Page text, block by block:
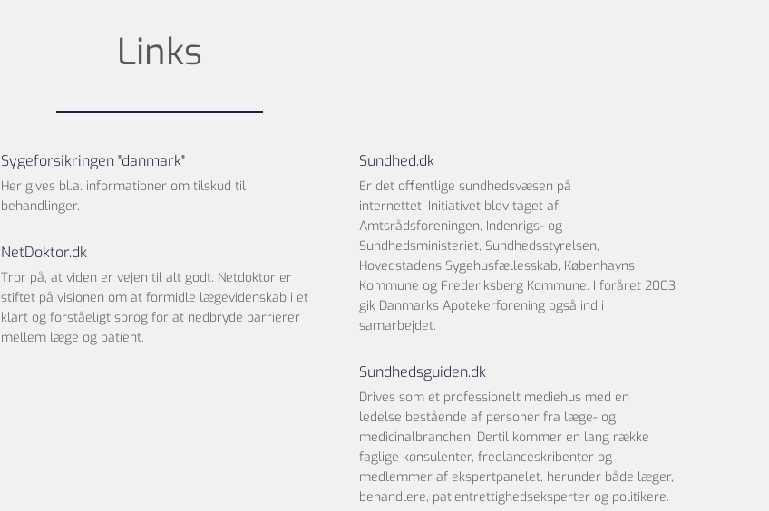
Links
Sygeforsikringen "danmark"
Her gives bl.a. informationer om tilskud til
behandlinger.
NetDoktor.dk
Tror på, at viden er vejen til alt godt. Netdoktor er
stiftet på visionen om at formidle lægevidenskab i et
klart og forståeligt sprog for at nedbryde barrierer
mellem læge og patient.
Sundhed.dk
Er det offentlige sundhedsvæsen på
internettet. Initiativet blev taget af
Amtsrådsforeningen, Indenrigs- og
Sundhedsministeriet, Sundhedsstyrelsen,
Hovedstadens Sygehusfællesskab, Københavns
Kommune og Frederiksberg Kommune. I foråret 2003
gik Danmarks Apotekerforening også ind i
samarbejdet.
Sundhedsguiden.dk
Drives som et professionelt mediehus med en
ledelse bestående af personer fra læge- og
medicinalbranchen. Dertil kommer en lang række
faglige konsulenter, freelanceskribenter og
medlemmer af ekspertpanelet, herunder både læger,
behandlere, patientrettighedseksperter og politikere.